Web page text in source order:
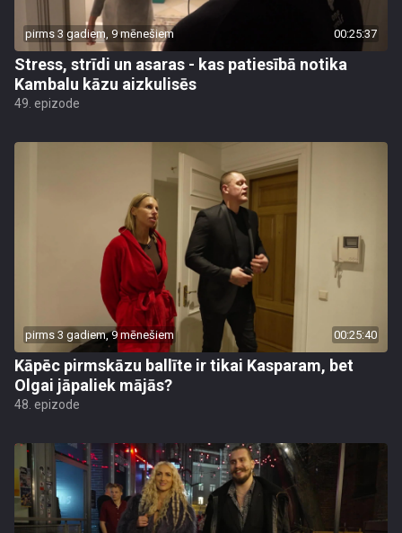
pirms 3 gadiem, 9 mēnešiem 00:25:37
Stress, strīdi un asaras - kas patiesībā notika
Kambalu kāzu aizkulisēs
49. epizode
pirms 3 gadiem, 9 mēnešiem 00:25:40
Kāpēc pirmskāzu ballīte ir tikai Kasparam, bet
Olgai jāpaliek mājās?
48. epizode